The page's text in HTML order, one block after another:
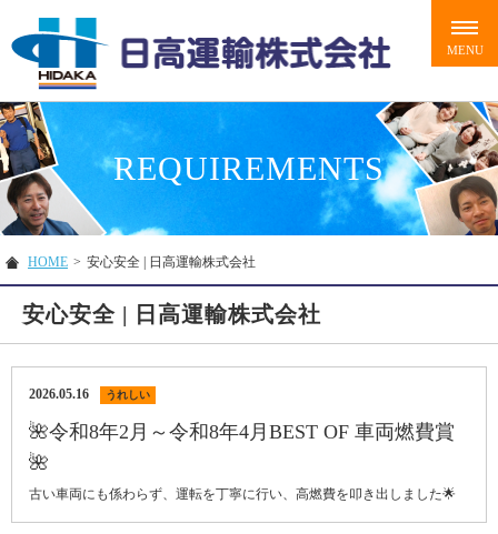
REQUIREMENTS
HOME > 安心安全 | 日高運輸株式会社
安心安全 | 日高運輸株式会社
2026.05.16 うれしい
🌺令和8年2月～令和8年4月BEST OF 車両燃費賞
🌺
古い車両にも係わらず、運転を丁寧に行い、高燃費を叩き出しました🌟